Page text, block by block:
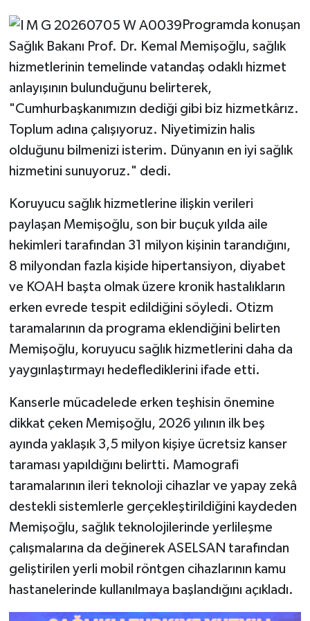
Programda konuşan
Sağlık Bakanı Prof. Dr. Kemal Memişoğlu, sağlık
hizmetlerinin temelinde vatandaş odaklı hizmet
anlayışının bulunduğunu belirterek,
"Cumhurbaşkanımızın dediği gibi biz hizmetkârız.
Toplum adına çalışıyoruz. Niyetimizin halis
olduğunu bilmenizi isterim. Dünyanın en iyi sağlık
hizmetini sunuyoruz." dedi.
Koruyucu sağlık hizmetlerine ilişkin verileri
paylaşan Memişoğlu, son bir buçuk yılda aile
hekimleri tarafından 31 milyon kişinin tarandığını,
8 milyondan fazla kişide hipertansiyon, diyabet
ve KOAH başta olmak üzere kronik hastalıkların
erken evrede tespit edildiğini söyledi. Otizm
taramalarının da programa eklendiğini belirten
Memişoğlu, koruyucu sağlık hizmetlerini daha da
yaygınlaştırmayı hedeflediklerini ifade etti.
Kanserle mücadelede erken teşhisin önemine
dikkat çeken Memişoğlu, 2026 yılının ilk beş
ayında yaklaşık 3,5 milyon kişiye ücretsiz kanser
taraması yapıldığını belirtti. Mamografi
taramalarının ileri teknoloji cihazlar ve yapay zekâ
destekli sistemlerle gerçekleştirildiğini kaydeden
Memişoğlu, sağlık teknolojilerinde yerlileşme
çalışmalarına da değinerek ASELSAN tarafından
geliştirilen yerli mobil röntgen cihazlarının kamu
hastanelerinde kullanılmaya başlandığını açıkladı.